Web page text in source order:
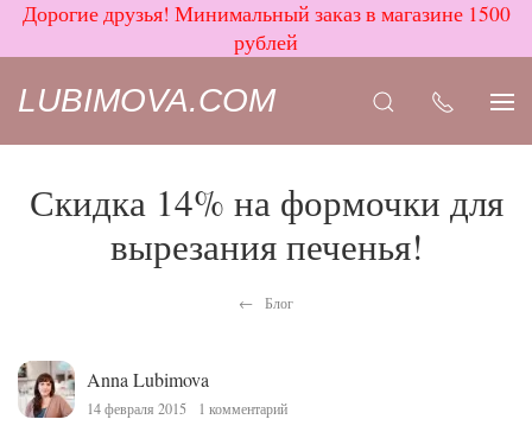
Дорогие друзья! Минимальный заказ в магазине 1500
рублей
LUBIMOVA.COM
Скидка 14% на формочки для
вырезания печенья!
Блог
Anna Lubimova
14 февраля 2015 1 комментарий